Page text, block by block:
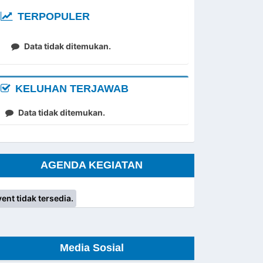
TERPOPULER
Data tidak ditemukan.
KELUHAN TERJAWAB
Data tidak ditemukan.
AGENDA KEGIATAN
tidak tersedia.
Media Sosial